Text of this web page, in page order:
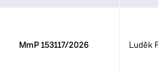
MmP 153117/2026 Luděk